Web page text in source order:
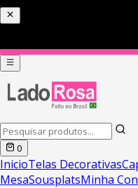
0
InicioTelas Decorativas
MesaSousplatsMinha